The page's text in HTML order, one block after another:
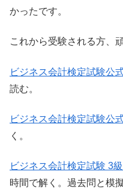
かったです。
これから受験される方、
ビジネス会計検定試験公
読む。
ビジネス会計検定試験公
く。
ビジネス会計検定試験 3
時間で解く。過去問と模